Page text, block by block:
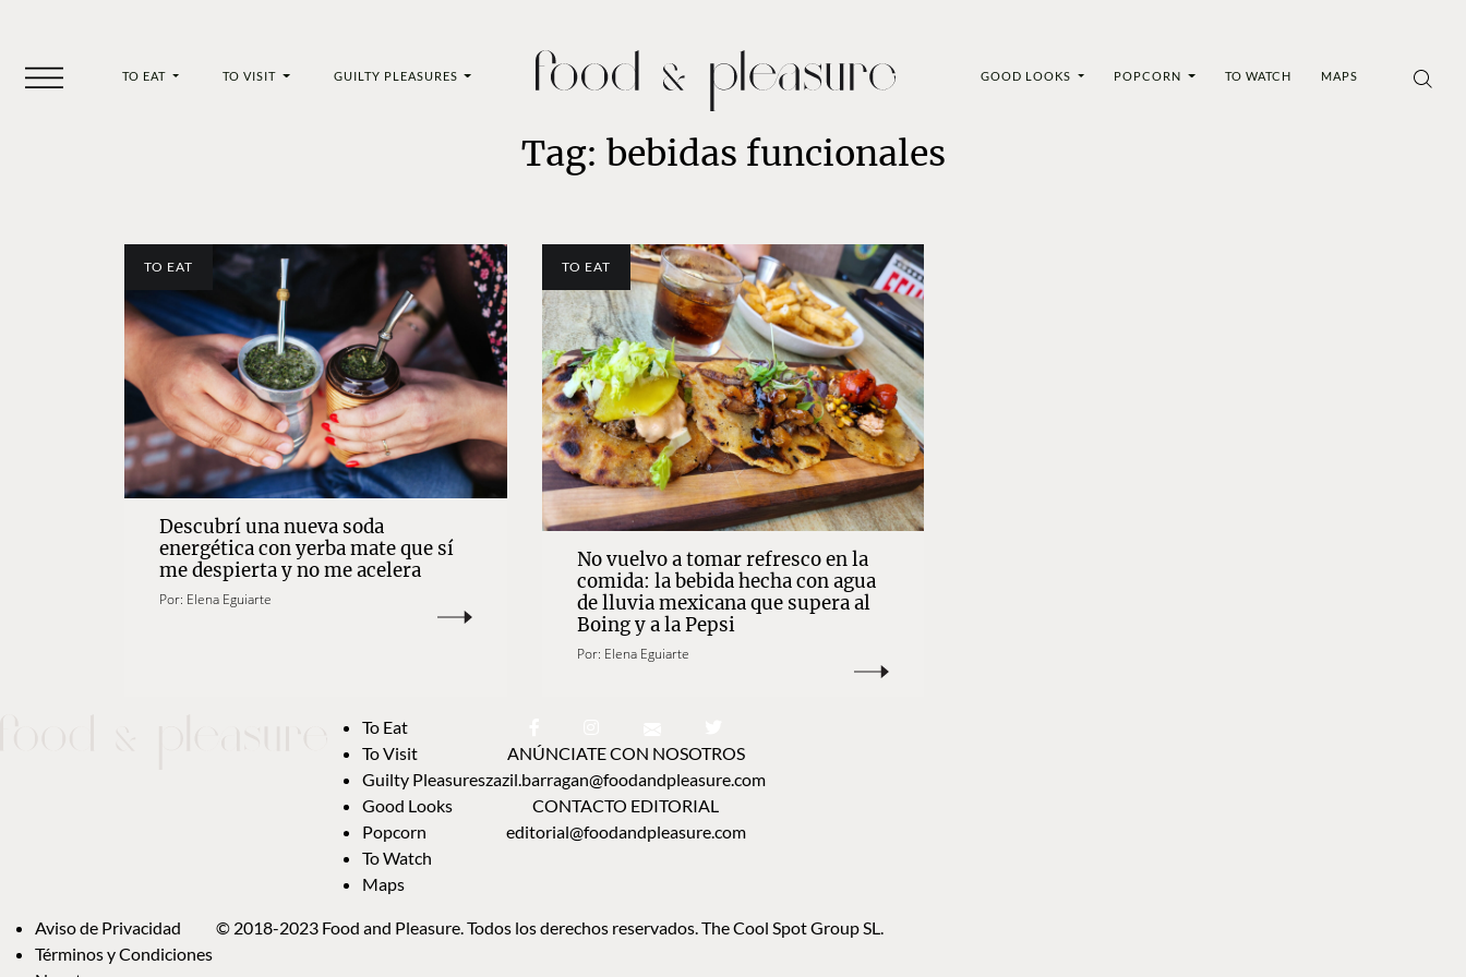
TO EAT TO VISIT GUILTY PLEASURES GOOD LOOKS POPCORN TO WATCH MAPS
Tag: bebidas funcionales
TO EAT
Descubrí una nueva soda
energética con yerba mate que sí
me despierta y no me acelera
Por: Elena Eguiarte
TO EAT
No vuelvo a tomar refresco en la
comida: la bebida hecha con agua
de lluvia mexicana que supera al
Boing y a la Pepsi
Por: Elena Eguiarte
To Eat
To Visit
Guilty Pleasures
Good Looks
Popcorn
To Watch
Maps
ANÚNCIATE CON NOSOTROS
zazil.barragan@foodandpleasure.com
CONTACTO EDITORIAL
editorial@foodandpleasure.com
Aviso de Privacidad
Términos y Condiciones
© 2018-2023 Food and Pleasure. Todos los derechos reservados. The Cool Spot Group SL.